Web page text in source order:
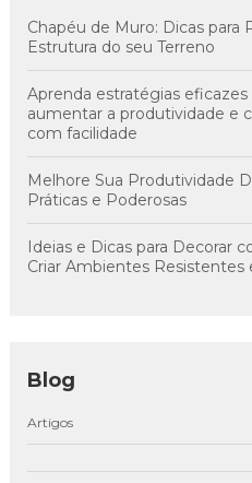
Chapéu de Muro: Dicas para
Estrutura do seu Terreno
Aprenda estratégias
aumentar a produtividade e
com facilidade
Melhore Sua Produtividade
Práticas e Poderosas
Ideias e Dicas para Decorar
Criar Ambientes Resistentes
Blog
Artigos